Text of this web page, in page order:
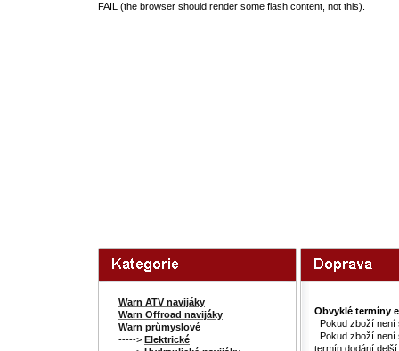
FAIL (the browser should render some flash content, not this).
Warn ATV navijáky
Warn Offroad navijáky
Warn průmyslové
-----> Elektrické
Obvyklé termíny
Pokud zboží není
Pokud zboží není
termín dodání